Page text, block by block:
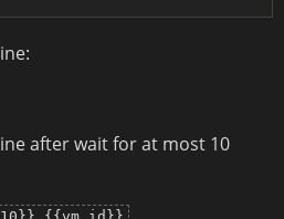
after wait for at most 10